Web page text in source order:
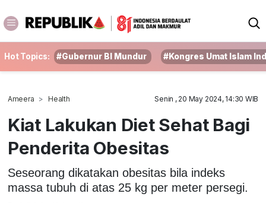
Hot Topics: #Gubernur BI Mundur #Kongres Umat Islam
Ameera Health Senin , 20 May 2024, 14:30 WIB
Kiat Lakukan Diet Sehat Bagi
Penderita Obesitas
Seseorang dikatakan obesitas bila indeks
massa tubuh di atas 25 kg per meter persegi.